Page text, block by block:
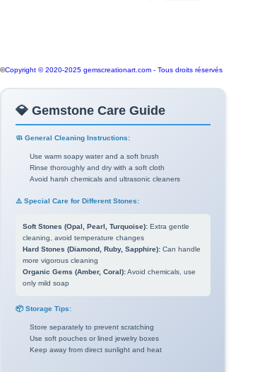
©Copyright © 2020-2025 gemscreationart.com - Tous droits réservés
💎 Gemstone Care Guide
🧼 General Cleaning Instructions:
Use warm soapy water and a soft brush
Rinse thoroughly and dry with a soft cloth
Avoid harsh chemicals and ultrasonic cleaners
⚠️ Special Care for Different Stones:
Soft Stones (Opal, Pearl, Turquoise): Extra gentle
cleaning, avoid temperature changes
Hard Stones (Diamond, Ruby, Sapphire): Can handle
more vigorous cleaning
Organic Gems (Amber, Coral):Avoid chemicals, use
only mild soap
📦 Storage Tips:
Store separately to prevent scratching
Use soft pouches or lined jewelry boxes
Keep away from direct sunlight and heat